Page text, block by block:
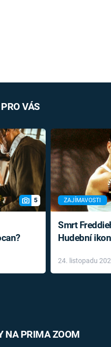
VÁS
5 ZAJÍMAVOSTI
Smrt
Hudební
léky
24. listopadu
NA PRIMA ZOOM